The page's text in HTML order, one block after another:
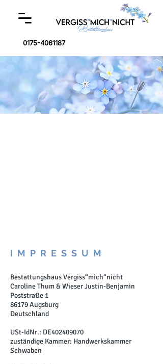
0175-4061187
IMPRESSUM
Bestattungshaus Vergiss“mich“nicht
Caroline Thum & Wieser Justin-Benjamin
Poststraße 1
86179 Augsburg
Deutschland
USt-IdNr.: DE402409070
zuständige Kammer: Handwerkskammer
Schwaben